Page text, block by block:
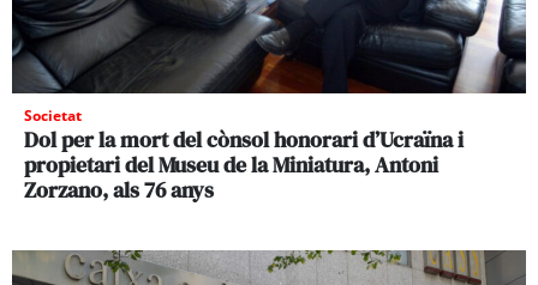
Societat
Dol per la mort del cònsol honorari d’Ucraïna i
propietari del Museu de la Miniatura, Antoni
Zorzano, als 76 anys